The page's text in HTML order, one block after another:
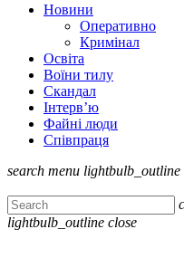
Новини
Оперативно
Кримінал
Освіта
Воїни тилу
Скандал
Інтерв’ю
Файні люди
Співпраця
search menu lightbulb_outline
lightbulb_outline close